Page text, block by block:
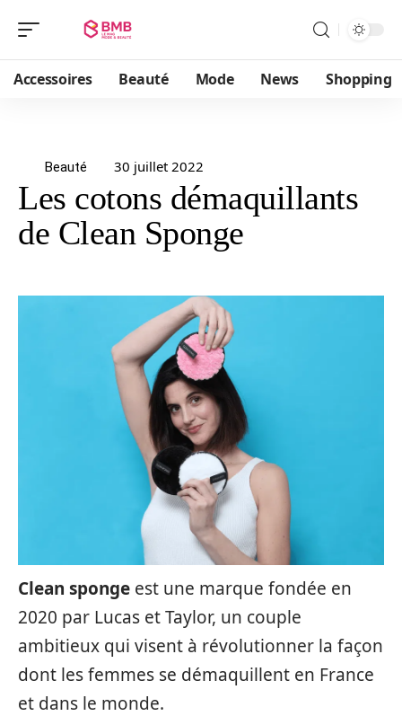
Accessoires Beauté Mode News Shopping
Beauté 30 juillet 2022
Les cotons démaquillants
de Clean Sponge
Clean sponge est une marque fondée en
2020 par Lucas et Taylor, un couple
ambitieux qui visent à révolutionner la façon
dont les femmes se démaquillent en France
et dans le monde.